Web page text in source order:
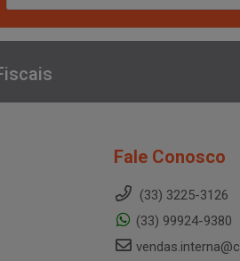
Fale Conosco
(33) 3225-3126
(33) 99924-9380